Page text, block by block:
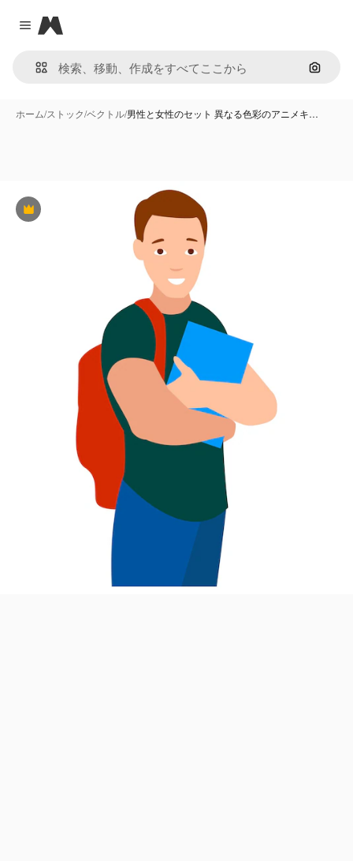
Close menu
Magnific
画像で
ホーム/ストック/ベクトル/男性と女性のセット 異なる色彩のアニメキ…
Premium